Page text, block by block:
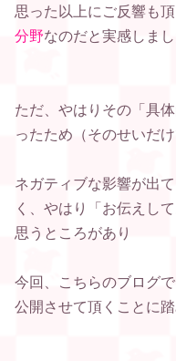
思った以上にご反響も頂
分野なのだと実感しまし
ただ、やはり その「具
ったため （そのせいだ
ネガティブな影響が出
く、 やはり「お伝えし
思うところがあり
今回、こちらのブログ
公開させて頂くことに踏